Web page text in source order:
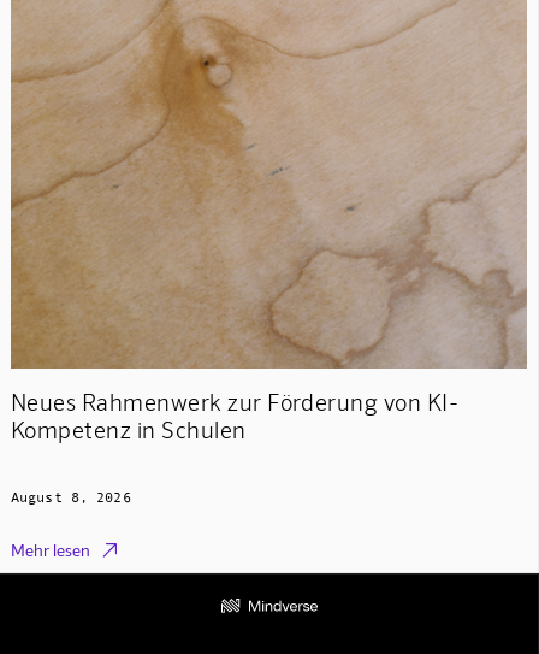
Neues Rahmenwerk zur Förderung von KI-
Kompetenz in Schulen
August 8, 2026
Mehr lesen 